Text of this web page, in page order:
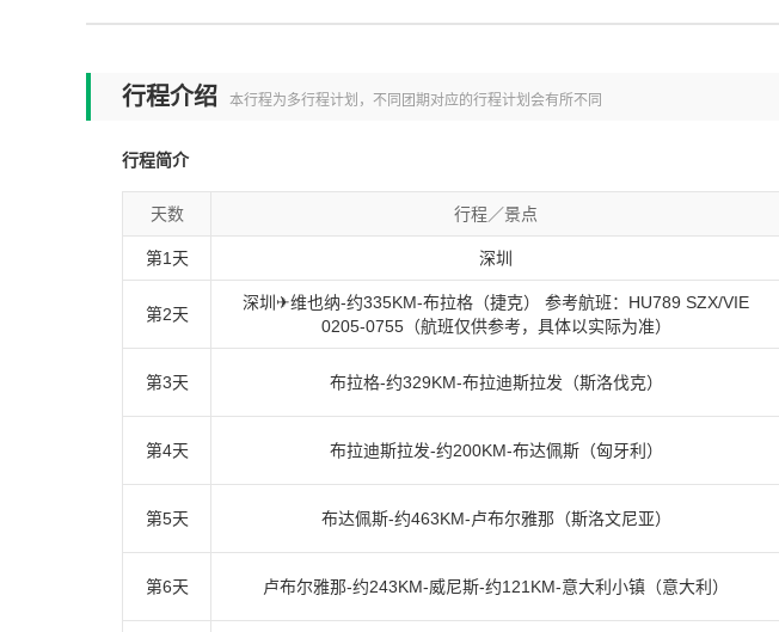
行程介绍 本行程为多行程计划，不同团期对应的行程计划会有所不同
行程简介
天数 行程／景点
第1天 深圳
第2天
深圳✈维也纳-约335KM-布拉格（捷克） 参考航班：HU789 SZX/VIE
0205-0755（航班仅供参考，具体以实际为准）
第3天 布拉格-约329KM-布拉迪斯拉发（斯洛伐克）
第4天 布拉迪斯拉发-约200KM-布达佩斯（匈牙利）
第5天 布达佩斯-约463KM-卢布尔雅那（斯洛文尼亚）
第6天 卢布尔雅那-约243KM-威尼斯-约121KM-意大利小镇（意大利）